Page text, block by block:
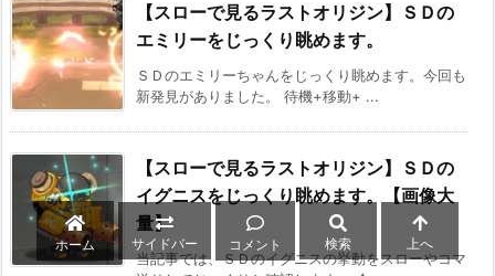
【スローで見るラストオリジン】ＳＤの
エミリーをじっくり眺めます。
ＳＤのエミリーちゃんをじっくり眺めます。今回も
新発見がありました。 待機+移動+ ...
【スローで見るラストオリジン】ＳＤの
イグニスをじっくり眺めます。【画像大
量】
当記事では、ＳＤのイグニスの挙動をスローやコマ
ホーム サイドバー コメント 検索 上へ